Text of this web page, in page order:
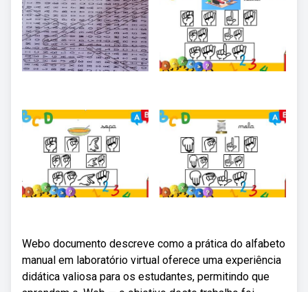
Webo documento descreve como a prática do alfabeto
manual em laboratório virtual oferece uma experiência
didática valiosa para os estudantes, permitindo que